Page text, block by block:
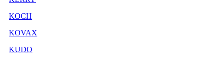
KOCH
KOVAX
KUDO